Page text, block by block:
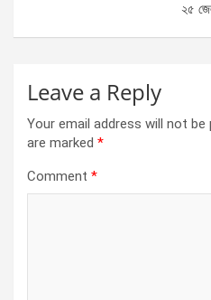
২৫
Leave a Reply
Your email address will not be
are marked *
Comment *